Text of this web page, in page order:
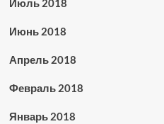
Июль 2018
Июнь 2018
Апрель 2018
Февраль 2018
Январь 2018